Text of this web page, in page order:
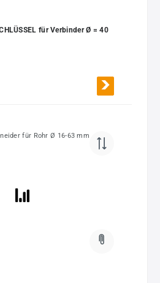
für Verbinder Ø = 40